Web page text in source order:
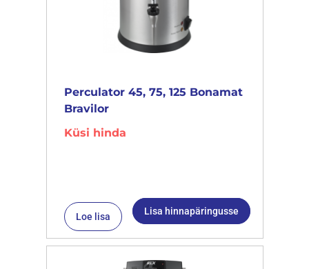
Perculator 45, 75, 125 Bonamat
Bravilor
Küsi hinda
Loe lisa Lisa hinnapäringusse